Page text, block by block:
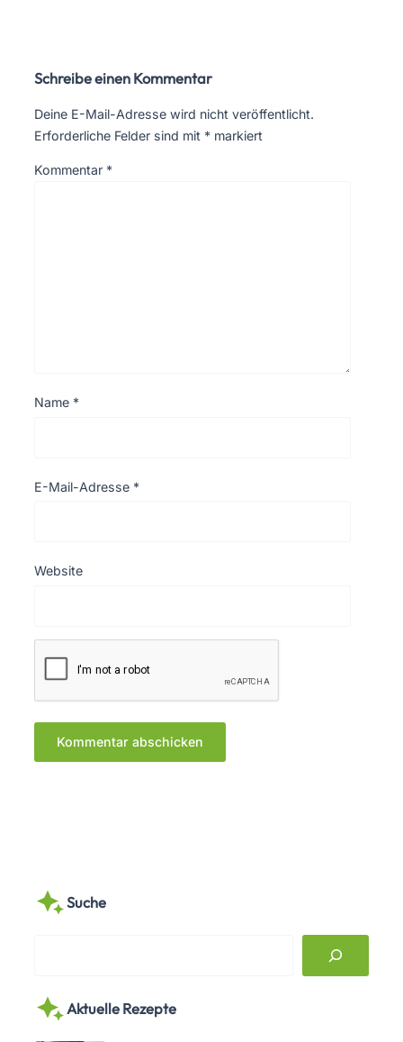
Schreibe einen Kommentar
Deine E-Mail-Adresse wird nicht veröffentlicht.
Erforderliche Felder sind mit * markiert
Kommentar *
Name *
E-Mail-Adresse *
Website
Suche
r
Aktuelle Rezepte